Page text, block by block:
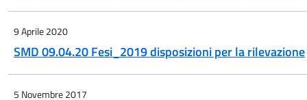
9 Aprile 2020
SMD 09.04.20 Fesi_2019 disposizioni per la rilevazione
5 Novembre 2017